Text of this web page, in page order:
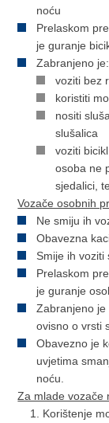
noću
Prelaskom
je guranje
Zabranjeno je:
voziti bez
koristiti
nositi
slušalica
voziti
osoba ne
sjedalici,
Vozače osobnih
Ne smiju ih
Obavezna
Smije ih voziti
Prelaskom
je guranje
Zabranjeno je
ovisno o vrsti
Obavezno je
uvjetima
noću.
Za mlade vozače
Korištenje